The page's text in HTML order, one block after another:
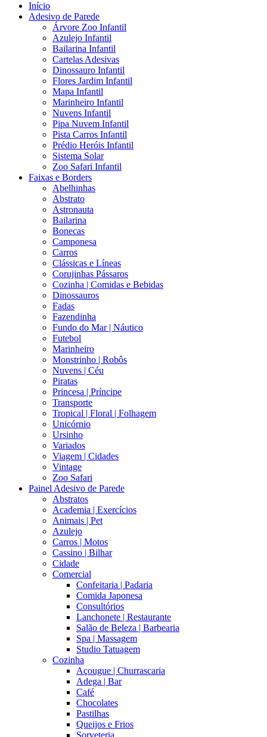
Início
Adesivo de Parede
Árvore Zoo Infantil
Azulejo Infantil
Bailarina Infantil
Cartelas Adesivas
Dinossauro Infantil
Flores Jardim Infantil
Mapa Infantil
Marinheiro Infantil
Nuvens Infantil
Pipa Nuvem Infantil
Pista Carros Infantil
Prédio Heróis Infantil
Sistema Solar
Zoo Safari Infantil
Faixas e Borders
Abelhinhas
Abstrato
Astronauta
Bailarina
Bonecas
Camponesa
Carros
Clássicas e Líneas
Corujinhas Pássaros
Cozinha | Comidas e Bebidas
Dinossauros
Fadas
Fazendinha
Fundo do Mar | Náutico
Futebol
Marinheiro
Monstrinho | Robôs
Nuvens | Céu
Piratas
Princesa | Príncipe
Transporte
Tropical | Floral | Folhagem
Unicórnio
Ursinho
Variados
Viagem | Cidades
Vintage
Zoo Safari
Painel Adesivo de Parede
Abstratos
Academia | Exercícios
Animais | Pet
Azulejo
Carros | Motos
Cassino | Bilhar
Cidade
Comercial
Confeitaria | Padaria
Comida Japonesa
Consultórios
Lanchonete | Restaurante
Salão de Beleza | Barbearia
Spa | Massagem
Studio Tatuagem
Cozinha
Açougue | Churrascaria
Adega | Bar
Café
Chocolates
Pastilhas
Queijos e Frios
Sorveteria